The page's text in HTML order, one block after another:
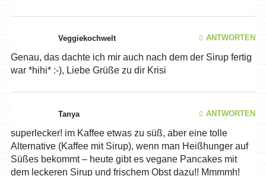
Veggiekochwelt ANTWORTEN
Genau, das dachte ich mir auch nach dem der Sirup fertig
war *hihi* :-), Liebe Grüße zu dir Krisi
Tanya ANTWORTEN
superlecker! im Kaffee etwas zu süß, aber eine tolle
Alternative (Kaffee mit Sirup), wenn man Heißhunger auf
Süßes bekommt – heute gibt es vegane Pancakes mit
dem leckeren Sirup und frischem Obst dazu!! Mmmmh!